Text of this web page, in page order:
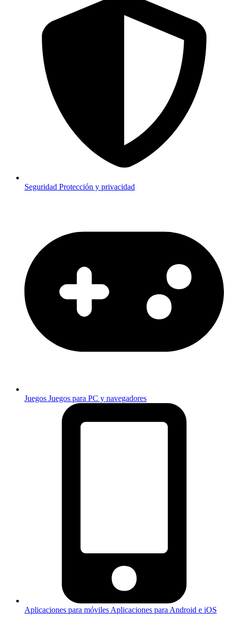
Seguridad Protección y privacidad
Juegos Juegos para PC y navegadores
Aplicaciones para móviles Aplicaciones para Android e iOS